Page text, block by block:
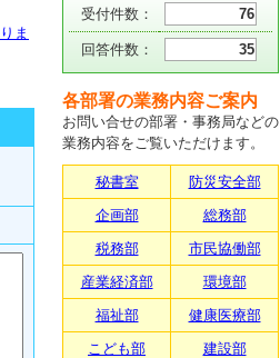
ま
受付件数： 76
回答件数： 35
各部署の業務内容ご案内
お問い合せの部署・事務局などの
業務内容をご覧いただけます。
秘書室
防災安全部
企画部
総務部
税務部
市民協働部
産業経済部
環境部
福祉部
健康医療部
こども部
建設部